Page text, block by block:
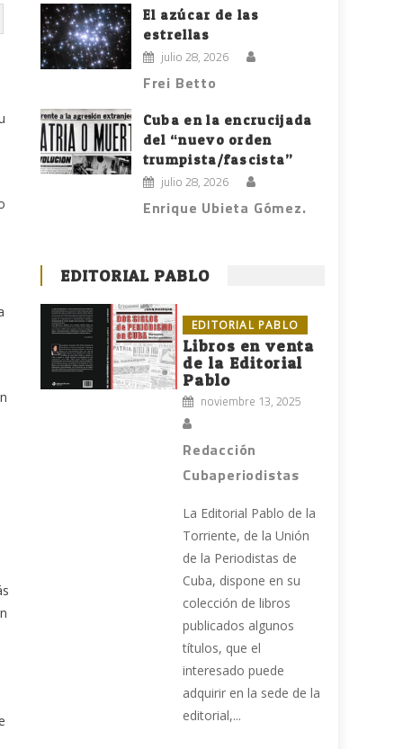
El azúcar de las
estrellas
julio 28, 2026
Frei Betto
Cuba en la encrucijada
del “nuevo orden
trumpista/fascista”
julio 28, 2026
Enrique Ubieta Gómez.
EDITORIAL PABLO
EDITORIAL PABLO
Libros en venta
de la Editorial
Pablo
noviembre 13, 2025
Redacción
Cubaperiodistas
La Editorial Pablo de la
Torriente, de la Unión
de la Periodistas de
Cuba, dispone en su
colección de libros
publicados algunos
títulos, que el
interesado puede
adquirir en la sede de la
editorial,...